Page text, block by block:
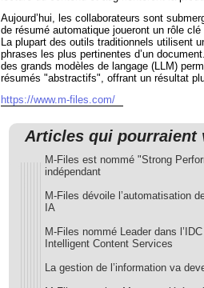
Aujourd’hui, les collaborateurs sont
de résumé automatique joueront un rôle
La plupart des outils traditionnels utilisent
phrases les plus pertinentes d’un
des grands modèles de langage (LLM)
résumés "abstractifs", offrant un résultat
https://www.m-files.com/
Articles qui pourraient
M-Files est nommé "Strong
indépendant
M-Files dévoile l’automatisation
IA
M-Files nommé Leader dans
Intelligent Content Services
La gestion de l’information va